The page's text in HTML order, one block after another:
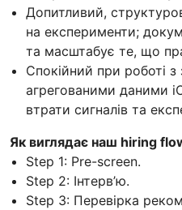
Допитливий,
на експерименти;
та масштабує те, що
Спокійний при роботі
агрегованими даними
втрати сигналів та
Як виглядає наш hiring
Step 1: Pre-screen.
Step 2: Інтерв’ю.
Step 3: Перевірка